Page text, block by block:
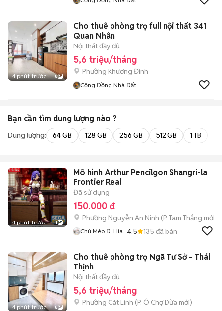
4 phút trước 5
Cho thuê phòng trọ full nội thất 341
Quan Nhân
Nội thất đầy đủ
5,6 triệu/tháng
Phường Khương Đình
Cộng Đồng Nhà Đất
Bạn cần tìm dung lượng nào ?
Dung lượng: 64 GB 128 GB 256 GB 512 GB 1 TB
4 phút trước 1
Mô hình Arthur Pencilgon Shangri-la
Frontier Real
Đã sử dụng
150.000 đ
Phường Nguyễn An Ninh (P. Tam Thắng mới)
Chú Mèo Đi Hia 4.5 135 đã bán
4 phút trước 5
Cho thuê phòng trọ Ngã Tư Sở - Thái
Thịnh
Nội thất đầy đủ
5,6 triệu/tháng
Phường Cát Linh (P. Ô Chợ Dừa mới)